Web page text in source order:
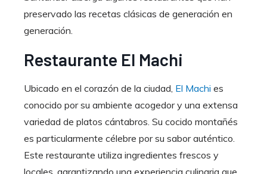
preservado las recetas clásicas de generación en
generación.
Restaurante El Machi
Ubicado en el corazón de la ciudad, El Machi es
conocido por su ambiente acogedor y una extensa
variedad de platos cántabros. Su cocido montañés
es particularmente célebre por su sabor auténtico.
Este restaurante utiliza ingredientes frescos y
locales, garantizando una experiencia culinaria que